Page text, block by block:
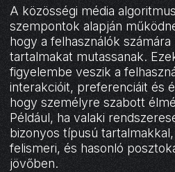
A közösségi média
szempontok alapján
hogy a felhasználók
tartalmakat mutassanak.
figyelembe veszik a
interakcióit, preferenciáit és
hogy személyre szabott
Például, ha valaki
bizonyos típusú
felismeri, és hasonló
jövőben.